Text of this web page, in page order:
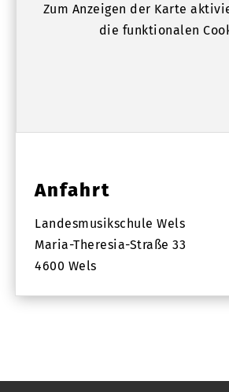
Zum Anzeigen der Karte
die funktionalen
Anfahrt
Landesmusikschule Wels
Maria-Theresia-Straße 33
4600 Wels